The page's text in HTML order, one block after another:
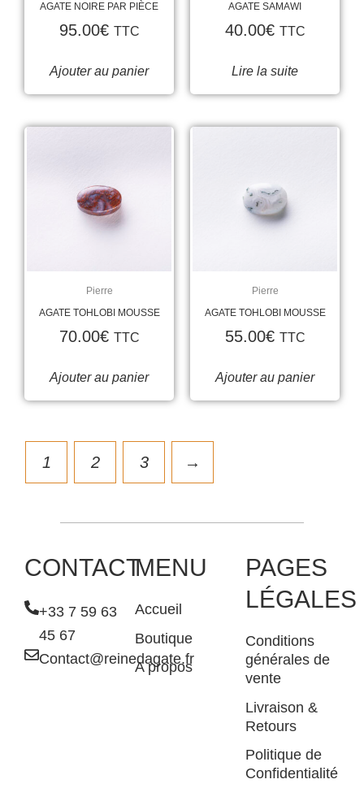
AGATE NOIRE PAR PIÈCE
95.00€ TTC
Ajouter au panier
AGATE SAMAWI
40.00€ TTC
Lire la suite
Pierre
AGATE TOHLOBI MOUSSE
70.00€ TTC
Ajouter au panier
Pierre
AGATE TOHLOBI MOUSSE
55.00€ TTC
Ajouter au panier
1 2 3 →
CONTACT
+33 7 59 63
45 67
Contact@reinedagate.fr
MENU
Accueil
Boutique
A propos
PAGES
LÉGALES
Conditions
générales de
vente
Livraison &
Retours
Politique de
Confidentialité